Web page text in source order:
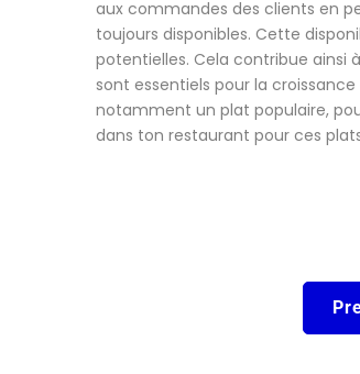
aux commandes des clients en
toujours disponibles. Cette
potentielles. Cela contribue ainsi
sont essentiels pour la
notamment un plat populaire,
dans ton restaurant pour ces